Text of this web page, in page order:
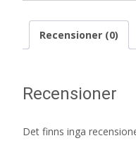
Recensioner (0)
Recensioner
Det finns inga